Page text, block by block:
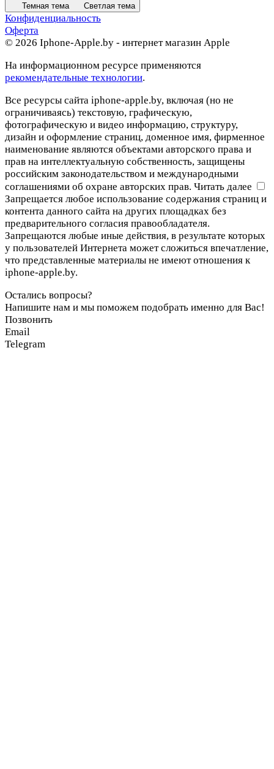
Темная тема Светлая тема
Конфиденциальность
Оферта
© 2026 Iphone-Apple.by - интернет магазин Apple
На информационном ресурсе применяются
рекомендательные технологии.
Все ресурсы сайта iphone-apple.by, включая (но не
ограничиваясь) текстовую, графическую,
фотографическую и видео информацию, структуру,
дизайн и оформление страниц, доменное имя, фирменное
наименование являются объектами авторского права и
прав на интеллектуальную собственность, защищены
российским законодательством и международными
соглашениями об охране авторских прав. Читать далее
Запрещается любое использование содержания страниц и
контента данного сайта на других площадках без
предварительного согласия правообладателя.
Запрещаются любые иные действия, в результате которых
у пользователей Интернета может сложиться впечатление,
что представленные материалы не имеют отношения к
iphone-apple.by.
Остались вопросы?
Напишите нам и мы поможем подобрать именно для Вас!
Позвонить
Email
Telegram